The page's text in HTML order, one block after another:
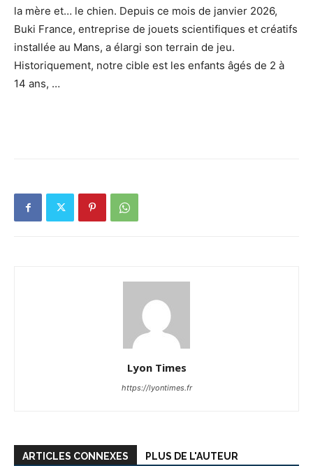
la mère et… le chien. Depuis ce mois de janvier 2026,
Buki France, entreprise de jouets scientifiques et créatifs
installée au Mans, a élargi son terrain de jeu.
Historiquement, notre cible est les enfants âgés de 2 à
14 ans, …
Lyon Times
https://lyontimes.fr
ARTICLES CONNEXES PLUS DE L'AUTEUR